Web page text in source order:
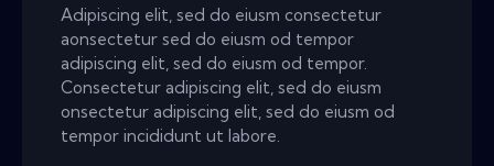
Adipiscing elit, sed do eiusm consectetur
aonsectetur sed do eiusm od tempor
adipiscing elit, sed do eiusm od tempor.
Consectetur adipiscing elit, sed do eiusm
onsectetur adipiscing elit, sed do eiusm od
tempor incididunt ut labore.